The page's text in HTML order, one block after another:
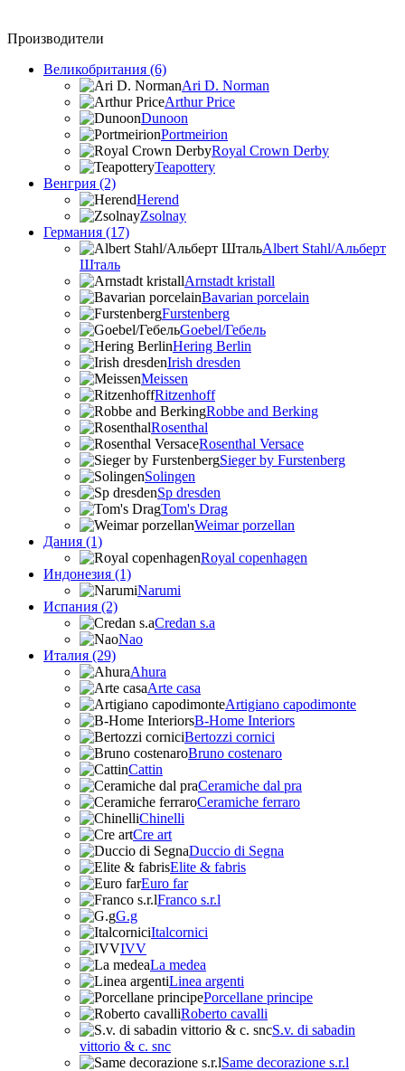
Производители
Великобритания (6)
Ari D. Norman
Arthur Price
Dunoon
Portmeirion
Royal Crown Derby
Teapottery
Венгрия (2)
Herend
Zsolnay
Германия (17)
Albert Stahl/Альбеpт
Шталь
Arnstadt kristall
Bavarian porcelain
Furstenberg
Goebel/Гебель
Hering Berlin
Irish dresden
Meissen
Ritzenhoff
Robbe and Berking
Rosenthal
Rosenthal Versace
Sieger by Furstenberg
Solingen
Sp dresden
Tom's Drag
Weimar porzellan
Дания (1)
Royal copenhagen
Индонезия (1)
Narumi
Испания (2)
Credan s.a
Nao
Италия (29)
Ahura
Arte casa
Artigiano capodimonte
B-Home Interiors
Bertozzi cornici
Bruno costenaro
Cattin
Ceramiche dal pra
Ceramiche ferraro
Chinelli
Cre art
Duccio di Segna
Elite & fabris
Euro far
Franco s.r.l
G.g
Italcornici
IVV
La medea
Linea argenti
Porcellane principe
Roberto cavalli
S.v. di sabadin
vittorio & c. snc
Same decorazione s.r.l